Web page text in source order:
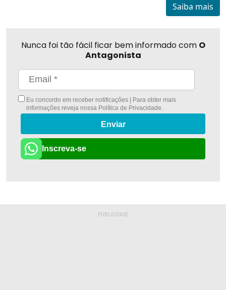
Saiba mais
Nunca foi tão fácil ficar bem informado com O
Antagonista
Eu concordo em receber notificações | Para obter mais
informações reveja nossa Política de Privacidade.
Enviar
Inscreva-se